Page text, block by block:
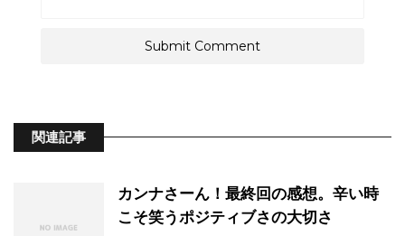
関連記事
カンナさーん！最終回の感想。辛い時
こそ笑うポジティブさの大切さ